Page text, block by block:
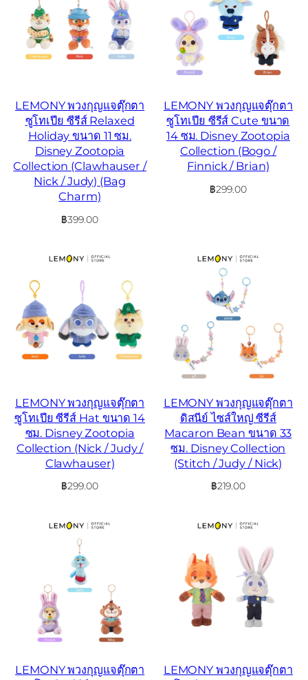
LEMONY พวงกุญแจตุ๊กตา
ซูโทเปีย ซีรีส์ Relaxed
Holiday ขนาด 11 ซม.
Disney Zootopia
Collection (Clawhauser /
Nick / Judy) (Bag
Charm)
฿399.00
LEMONY พวงกุญแจตุ๊กตา
ซูโทเปีย ซีรีส์ Cute ขนาด
14 ซม. Disney Zootopia
Collection (Bogo /
Finnick / Brian)
฿299.00
LEMONY พวงกุญแจตุ๊กตา
ซูโทเปีย ซีรีส์ Hat ขนาด 14
ซม. Disney Zootopia
Collection (Nick / Judy /
Clawhauser)
฿299.00
LEMONY พวงกุญแจตุ๊กตา
ดิสนีย์ ไซส์ใหญ่ ซีรีส์
Macaron Bean ขนาด 33
ซม. Disney Collection
(Stitch / Judy / Nick)
฿219.00
LEMONY พวงกุญแจตุ๊กตา
LEMONY พวงกุญแจตุ๊กตา